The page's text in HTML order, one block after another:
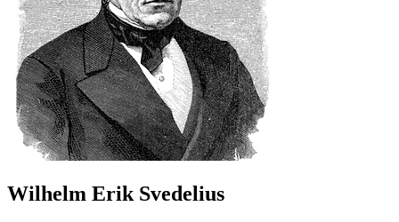
Wilhelm Erik Svedelius